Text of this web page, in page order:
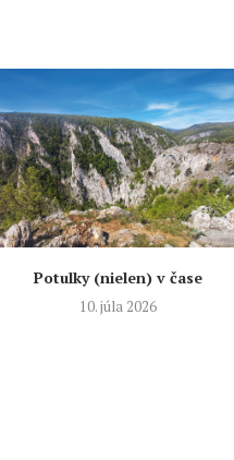
Potulky (nielen) v čase
10. júla 2026